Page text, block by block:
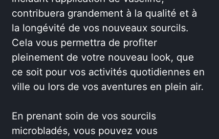
contribuera grandement à la qualité et à
la longévité de vos nouveaux sourcils.
Cela vous permettra de profiter
pleinement de votre nouveau look, que
ce soit pour vos activités quotidiennes en
ville ou lors de vos aventures en plein air.
En prenant soin de vos sourcils
microbladés, vous pouvez vous